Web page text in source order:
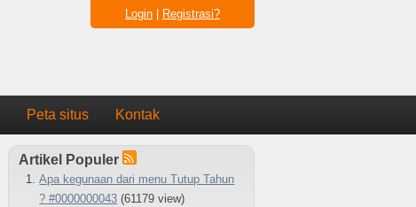
Login Registrasi?
Peta situs Kontak
Artikel Populer
Apa kegunaan dari menu Tutup Tahun
? #0000000043 (61179 view)